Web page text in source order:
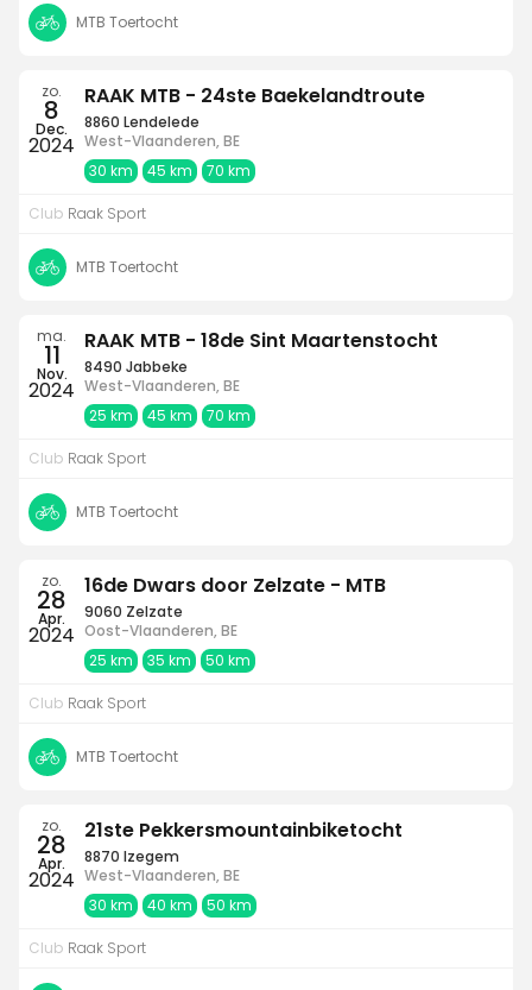
MTB Toertocht
zo.
8
Dec.
2024
RAAK MTB - 24ste Baekelandtroute
8860 Lendelede
West-Vlaanderen, BE
30 km
45 km 70 km
Club Raak Sport
MTB Toertocht
ma.
11
Nov.
2024
RAAK MTB - 18de Sint Maartenstocht
8490 Jabbeke
West-Vlaanderen, BE
25 km
45 km 70 km
Club Raak Sport
MTB Toertocht
zo.
28
Apr.
2024
16de Dwars door Zelzate - MTB
9060 Zelzate
Oost-Vlaanderen, BE
25 km
35 km 50 km
Club Raak Sport
MTB Toertocht
zo.
28
Apr.
2024
21ste Pekkersmountainbiketocht
8870 Izegem
West-Vlaanderen, BE
30 km
40 km 50 km
Club Raak Sport